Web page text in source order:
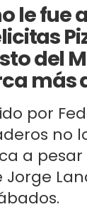
le fue
del
más
por
no
a